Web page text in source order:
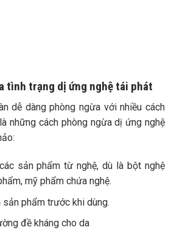
tình trạng dị ứng nghệ tái phát
dễ dàng phòng ngừa với nhiều cách
những cách phòng ngừa dị ứng nghệ
sản phẩm từ nghệ, dù là bột nghệ
mỹ phẩm chứa nghệ.
sản phẩm trước khi dùng.
đề kháng cho da